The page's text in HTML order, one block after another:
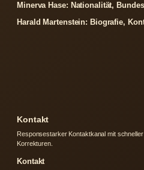
Minerva Hase: Nationalität,
Harald Martenstein: Biografie,
Kontakt
Responsestarker Kontaktkanal mit
Korrekturen.
Kontakt